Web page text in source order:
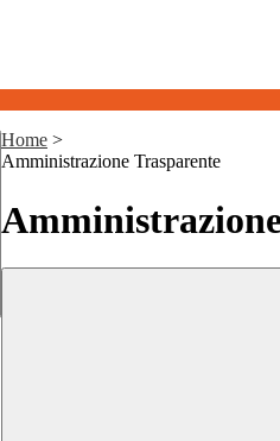
Home >
Amministrazione Trasparente